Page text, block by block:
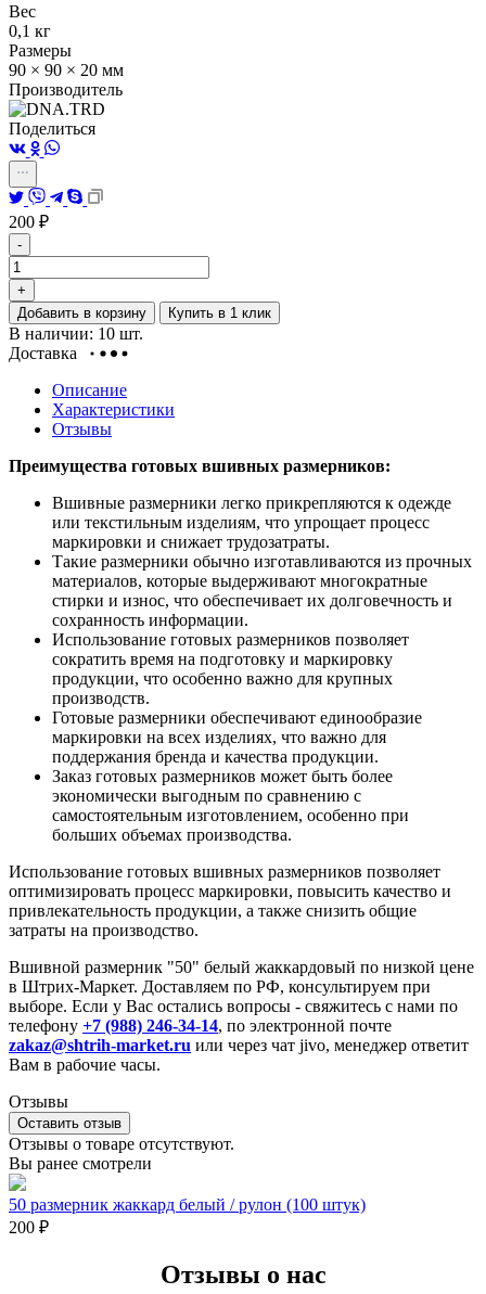
Вес
0,1 кг
Размеры
90 × 90 × 20 мм
Производитель
Поделиться
200 ₽
-
+
Добавить в корзину
Купить в 1 клик
В наличии: 10 шт.
Доставка
Описание
Характеристики
Отзывы
Преимущества готовых вшивных размерников:
Вшивные размерники легко прикрепляются к одежде
или текстильным изделиям, что упрощает процесс
маркировки и снижает трудозатраты.
Такие размерники обычно изготавливаются из прочных
материалов, которые выдерживают многократные
стирки и износ, что обеспечивает их долговечность и
сохранность информации.
Использование готовых размерников позволяет
сократить время на подготовку и маркировку
продукции, что особенно важно для крупных
производств.
Готовые размерники обеспечивают единообразие
маркировки на всех изделиях, что важно для
поддержания бренда и качества продукции.
Заказ готовых размерников может быть более
экономически выгодным по сравнению с
самостоятельным изготовлением, особенно при
больших объемах производства.
Использование готовых вшивных размерников позволяет
оптимизировать процесс маркировки, повысить качество и
привлекательность продукции, а также снизить общие
затраты на производство.
Вшивной размерник "50" белый жаккардовый по низкой цене
в Штрих-Маркет. Доставляем по РФ, консультируем при
выборе. Если у Вас остались вопросы - свяжитесь с нами по
телефону +7 (988) 246-34-14, по электронной почте
zakaz@shtrih-market.ru или через чат jivo, менеджер ответит
Вам в рабочие часы.
Отзывы
Оставить отзыв
Отзывы о товаре отсутствуют.
Вы ранее смотрели
50 размерник жаккард белый / рулон (100 штук)
200 ₽
Отзывы о нас